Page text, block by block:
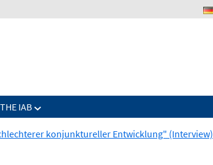
THE IAB
konjunktureller Entwicklung" (Interview)